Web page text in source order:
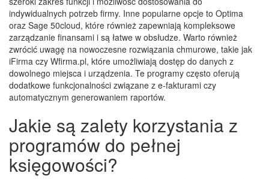
indywidualnych potrzeb firmy. Inne popularne opcje to Optima
oraz Sage 50cloud, które również zapewniają kompleksowe
zarządzanie finansami i są łatwe w obsłudze. Warto również
zwrócić uwagę na nowoczesne rozwiązania chmurowe, takie jak
iFirma czy Wfirma.pl, które umożliwiają dostęp do danych z
dowolnego miejsca i urządzenia. Te programy często oferują
dodatkowe funkcjonalności związane z e-fakturami czy
automatycznym generowaniem raportów.
Jakie są zalety korzystania z
programów do pełnej
księgowości?